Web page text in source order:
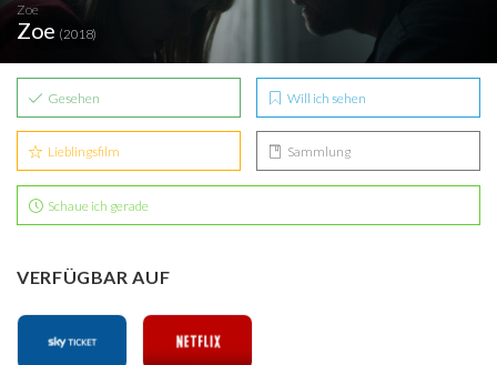
Zoe
Zoe (2018)
Gesehen Will ich sehen
Lieblingsfilm Sammlung
Schaue ich gerade
VERFÜGBAR AUF